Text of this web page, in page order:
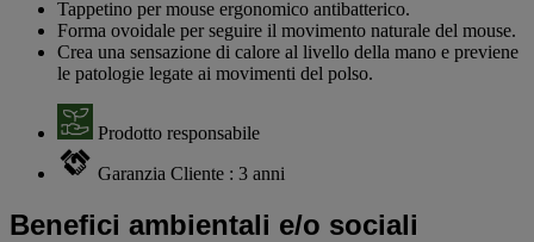
Tappetino per mouse ergonomico antibatterico.
Forma ovoidale per seguire il movimento naturale del mouse.
Crea una sensazione di calore al livello della mano e previene
le patologie legate ai movimenti del polso.
Prodotto responsabile
Garanzia Cliente : 3 anni
Benefici ambientali e/o sociali